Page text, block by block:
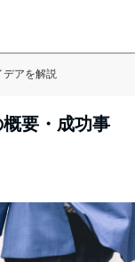
デアを解説
要・成功事